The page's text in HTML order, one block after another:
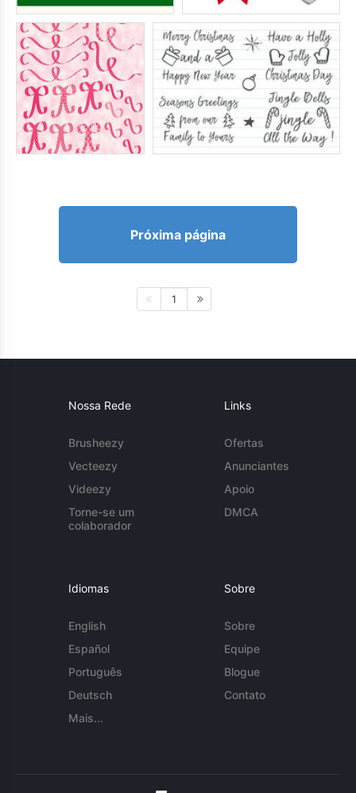
Próxima página
1
Nossa Rede
Brusheezy
Vecteezy
Videezy
Torne-se um
colaborador
Links
Ofertas
Anunciantes
Apoio
DMCA
Idiomas
English
Español
Português
Deutsch
Mais...
Sobre
Sobre
Equipe
Blogue
Contato